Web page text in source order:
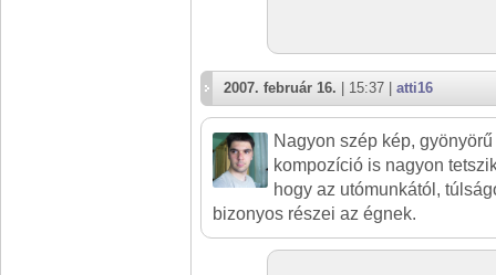
2007. február 16. | 15:37 | atti16
Nagyon szép kép,
kompozíció is nagyon
hogy az utómunkától,
bizonyos részei az égnek.